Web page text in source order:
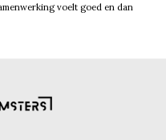
voelt goed en dan